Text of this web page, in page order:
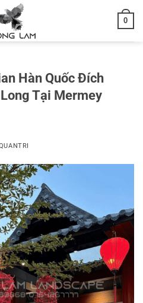
0
Hàn Quốc Đích
Tại Mermey